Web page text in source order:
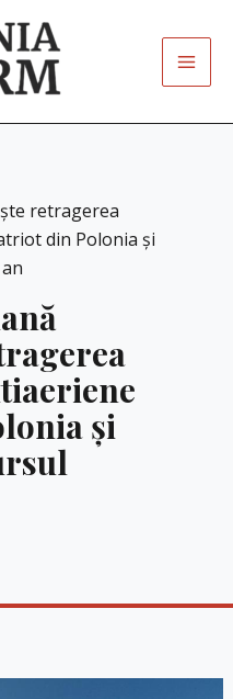
retragerea
din Polonia şi
şi